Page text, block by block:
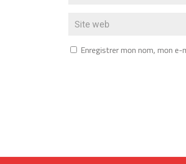
Enregistrer mon nom, mon